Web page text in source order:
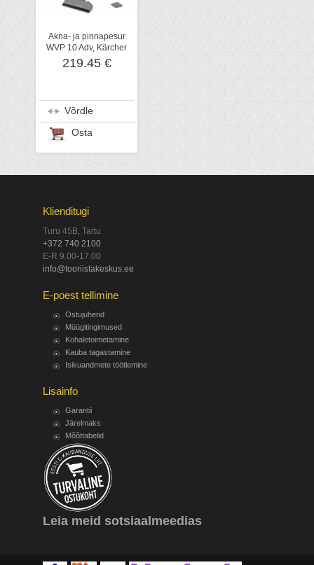
Akna- ja pinnapesur
WVP 10 Adv, Kärcher
219.45 €
Võrdle
Osta
Klienditugi
Turu 45B, Tartu
+372 740 2100
E-R 9.00-17.00
info@tooriistakeskus.ee
E-poest tellimine
Ostujuhend
Müügitingimused
Kohaletoimetamine
Kauba tagastamine
Isikuandmete töötlemine
Lisainfo
Garantii
Järelmaks
Mõõttabelid
Leia meid sotsiaalmeedias